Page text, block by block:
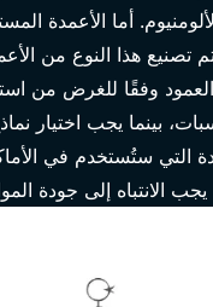
أما الأعمدة
العمود وفقًا للغرض من
بينما يجب اختيار
التي ستُستخدم في